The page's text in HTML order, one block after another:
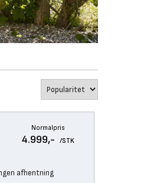
Normalpris
4.999,- /STK
afhentning